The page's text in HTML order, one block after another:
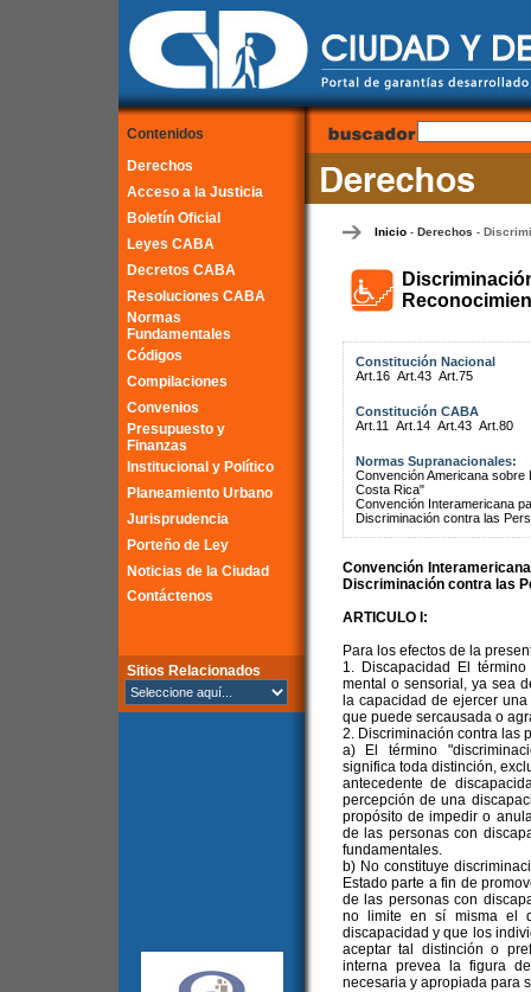
Contenidos
Derechos
Acceso a la Justicia
Boletín Oficial
Leyes CABA
Decretos CABA
Resoluciones CABA
Normas
Fundamentales
Códigos
Compilaciones
Convenios
Presupuesto y
Finanzas
Institucional y Político
Planeamiento Urbano
Jurisprudencia
Porteño de Ley
Noticias de la Ciudad
Contáctenos
Sitios Relacionados
Inicio- Derechos -
Constitución Nacional
Art.16 Art.43 Art.75
Constitución CABA
Art.11
Art.14 Art.43 Art.80
Normas Supranacionales:
Convención Americana
Costa Rica"
Convención Interamericana
Discriminación contra las
Convención
Discriminación contra las
ARTICULO I:
Para los efectos de la
1. Discapacidad El
mental o sensorial, ya sea
la capacidad de ejercer
que puede sercausada o
2. Discriminación contra las
a) El término
significa toda distinción,
antecedente de
percepción de una
propósito de impedir o
de las personas con
fundamentales.
b) No constituye
Estado parte a fin de
de las personas con
no limite en sí misma el
discapacidad y que los
aceptar tal distinción o
interna prevea la figura
necesaria y apropiada para